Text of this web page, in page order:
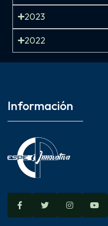
2023
2022
Información